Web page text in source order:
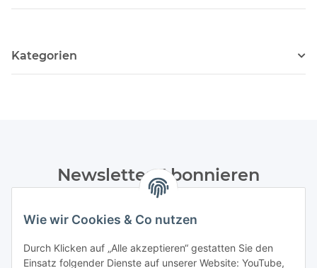
Wie wir Cookies & Co nutzen
Durch Klicken auf „Alle akzeptieren“ gestatten Sie den
Einsatz folgender Dienste auf unserer Website: YouTube,
Kategorien
Newsletter Abonnieren
Datenschutzerklärungregelmäßig und jederzeit widerruflich